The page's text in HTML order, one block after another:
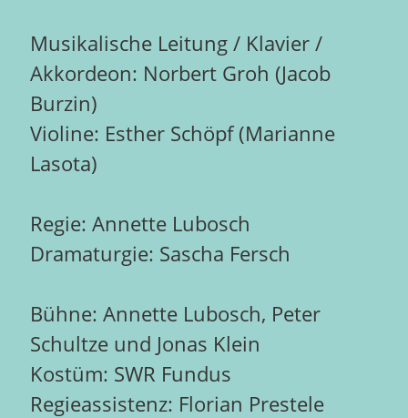
Musikalische Leitung / Klavier /
Akkordeon: Norbert Groh (Jacob
Burzin)
Violine: Esther Schöpf (Marianne
Lasota)
Regie: Annette Lubosch
Dramaturgie: Sascha Fersch
Bühne: Annette Lubosch, Peter
Schultze und Jonas Klein
Kostüm: SWR Fundus
Regieassistenz: Florian Prestele